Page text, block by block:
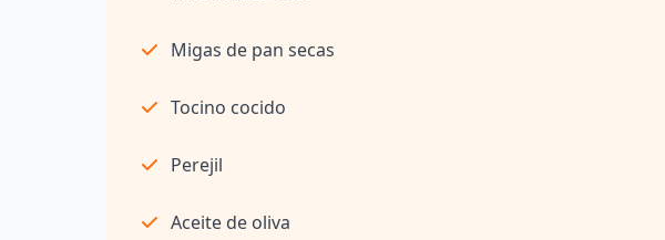
Migas de pan secas
Tocino cocido
Perejil
Aceite de oliva